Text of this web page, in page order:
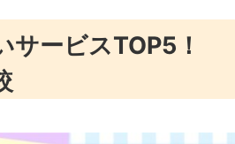
サービスTOP5！